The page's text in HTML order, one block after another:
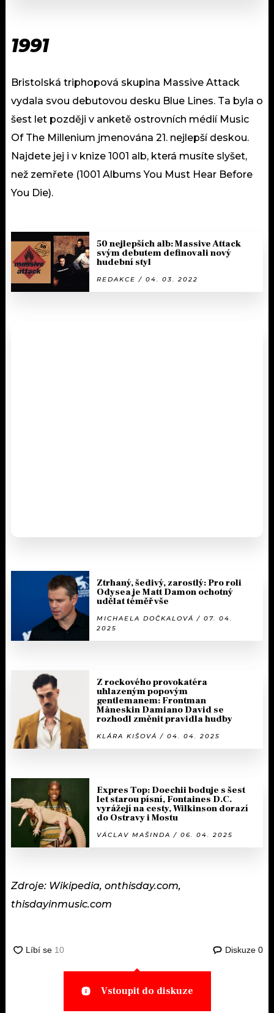
1991
Bristolská triphopová skupina Massive Attack
vydala svou debutovou desku Blue Lines. Ta byla o
šest let později v anketě ostrovních médií Music
Of The Millenium jmenována 21. nejlepší deskou.
Najdete jej i v knize 1001 alb, která musíte slyšet,
než zemřete (1001 Albums You Must Hear Before
You Die).
50 nejlepších alb: Massive Attack
svým debutem definovali nový
hudební styl
REDAKCE / 04. 03. 2022
Ztrhaný, šedivý, zarostlý: Pro roli
Odysea je Matt Damon ochotný
udělat téměř vše
MICHAELA DOČKALOVÁ / 07. 04.
2025
Z rockového provokatéra
uhlazeným popovým
gentlemanem: Frontman
Måneskin Damiano David se
rozhodl změnit pravidla hudby
KLÁRA KIŠOVÁ / 04. 04. 2025
Expres Top: Doechii boduje s šest
let starou písní, Fontaines D.C.
vyrážejí na cesty, Wilkinson dorazí
do Ostravy i Mostu
VÁCLAV MAŠINDA / 06. 04. 2025
Zdroje: Wikipedia, onthisday.com,
thisdayinmusic.com
Diskuze 0
Vstoupit do diskuze